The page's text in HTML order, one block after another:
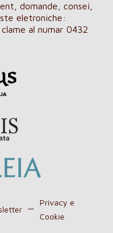
domande, consei,
eletroniche:
al numar 0432
Privacy e
Cookie